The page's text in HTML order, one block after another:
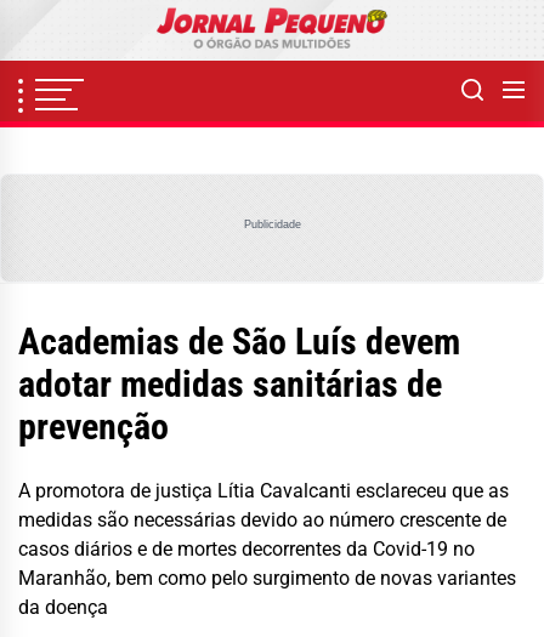
content
Publicidade
Academias de São Luís devem
adotar medidas sanitárias de
prevenção
A promotora de justiça Lítia Cavalcanti esclareceu que as
medidas são necessárias devido ao número crescente de
casos diários e de mortes decorrentes da Covid-19 no
Maranhão, bem como pelo surgimento de novas variantes
da doença